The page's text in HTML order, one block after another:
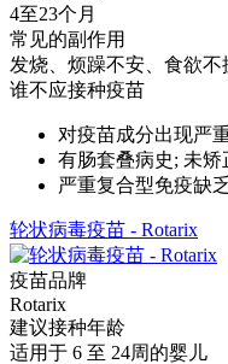
4至23个月
常见的副作用
发烧、烦躁不安、食欲
谁不应接种疫苗
对疫苗成分出现严
有肠套叠病史; 未
严重复合型免疫缺
轮状病毒疫苗 - Rotarix
疫苗品牌
Rotarix
建议接种年龄
适用于 6 至 24周的婴儿